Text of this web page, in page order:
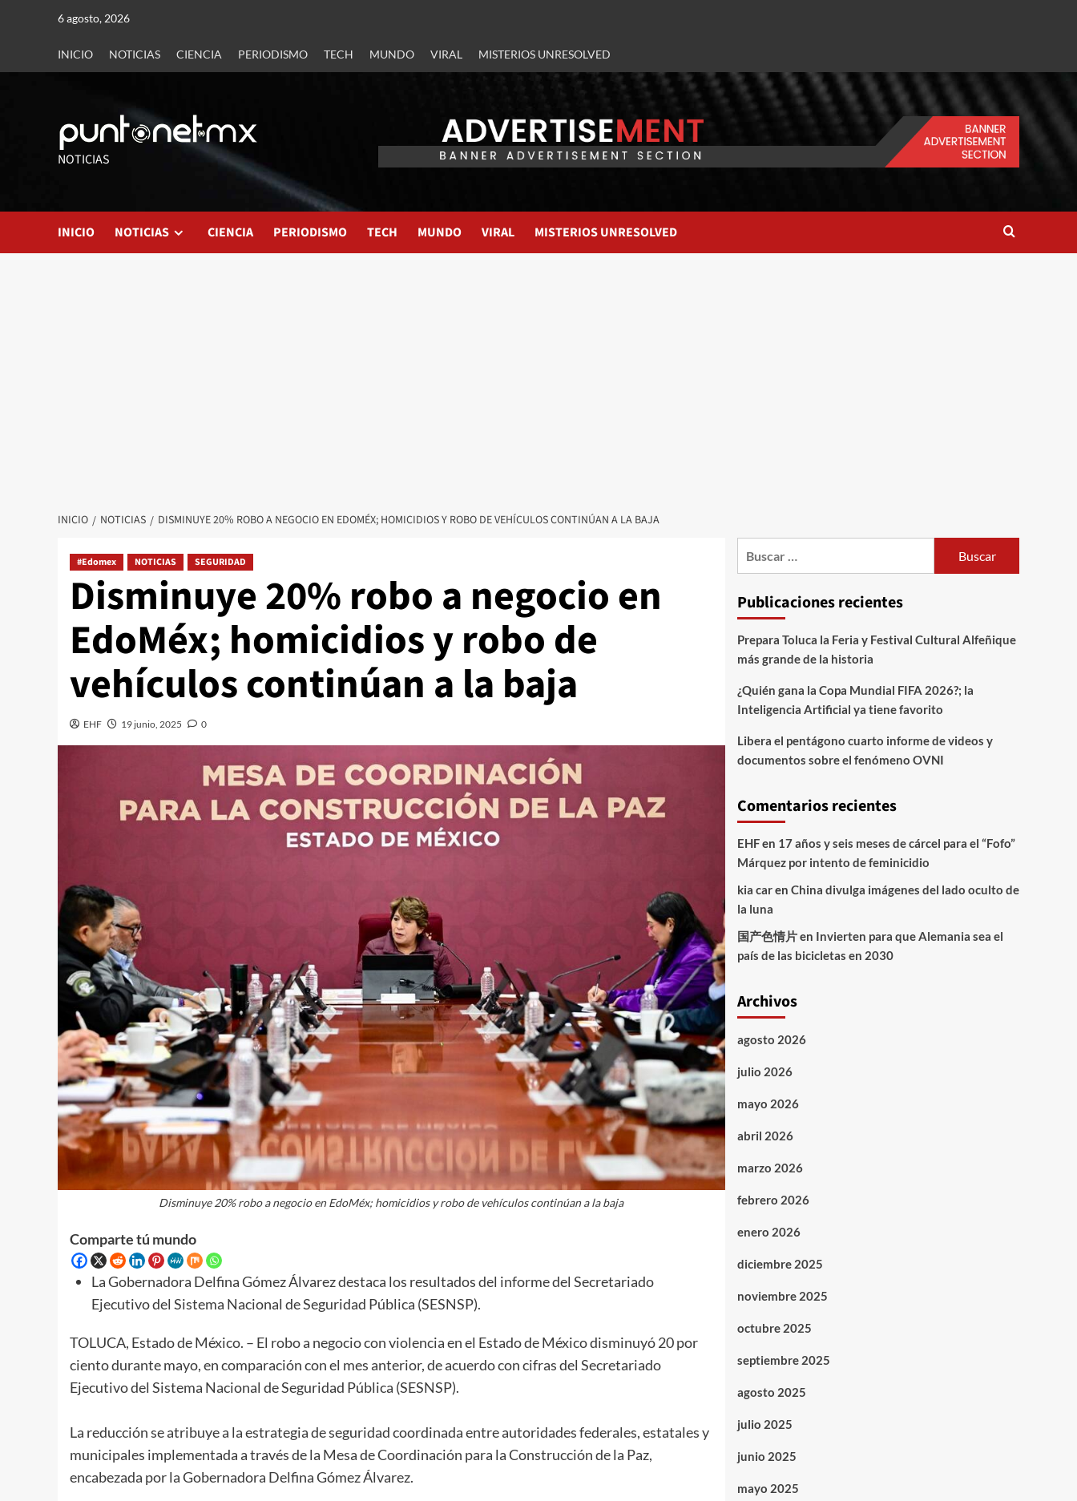
6 agosto, 2026
INICIO NOTICIAS CIENCIA PERIODISMO TECH MUNDO VIRAL MISTERIOS UNRESOLVED
NOTICIAS
INICIO NOTICIAS CIENCIA PERIODISMO TECH MUNDO VIRAL MISTERIOS UNRESOLVED
INICIO NOTICIAS DISMINUYE 20% ROBO A NEGOCIO EN EDOMÉX; HOMICIDIOS Y ROBO DE VEHÍCULOS CONTINÚAN A LA BAJA
#Edomex NOTICIAS SEGURIDAD
Disminuye 20% robo a negocio en
EdoMéx; homicidios y robo de
vehículos continúan a la baja
EHF 19 junio, 2025 0
Disminuye 20% robo a negocio en EdoMéx; homicidios y robo de vehículos continúan a la baja
Comparte tú mundo
La Gobernadora Delfina Gómez Álvarez destaca los resultados del informe del Secretariado
Ejecutivo del Sistema Nacional de Seguridad Pública (SESNSP).
TOLUCA, Estado de México. – El robo a negocio con violencia en el Estado de México disminuyó 20 por
ciento durante mayo, en comparación con el mes anterior, de acuerdo con cifras del Secretariado
Ejecutivo del Sistema Nacional de Seguridad Pública (SESNSP).
La reducción se atribuye a la estrategia de seguridad coordinada entre autoridades federales, estatales y
municipales implementada a través de la Mesa de Coordinación para la Construcción de la Paz,
encabezada por la Gobernadora Delfina Gómez Álvarez.
Publicaciones recientes
Prepara Toluca la Feria y Festival Cultural Alfeñique
más grande de la historia
¿Quién gana la Copa Mundial FIFA 2026?; la
Inteligencia Artificial ya tiene favorito
Libera el pentágono cuarto informe de videos y
documentos sobre el fenómeno OVNI
Comentarios recientes
EHFen 17 años y seis meses de cárcel para el “Fofo”
Márquez por intento de feminicidio
kia caren China divulga imágenes del lado oculto de
la luna
国产色情片en Invierten para que Alemania sea el
país de las bicicletas en 2030
Archivos
agosto 2026
julio 2026
mayo 2026
abril 2026
marzo 2026
febrero 2026
enero 2026
diciembre 2025
noviembre 2025
octubre 2025
septiembre 2025
agosto 2025
julio 2025
junio 2025
mayo 2025